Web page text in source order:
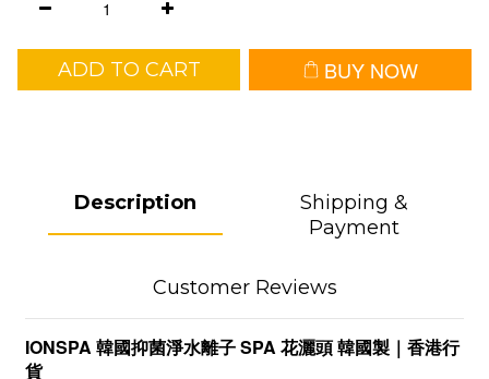
ADD TO CART BUY NOW
Description
Shipping &
Payment
Customer Reviews
IONSPA 韓國抑菌淨水離子 SPA 花灑頭 韓國製｜香港行
貨